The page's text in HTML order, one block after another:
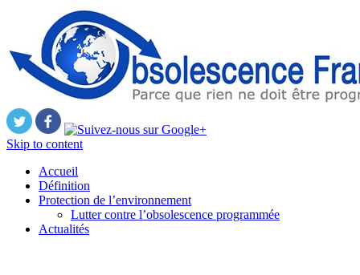
Skip to content
Accueil
Définition
Protection de l’environnement
Lutter contre l’obsolescence programmée
Actualités